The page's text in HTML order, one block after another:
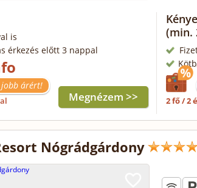
is
érkezés előtt 3 nappal
jobb árért!
Megnézem >>
(min.
2 fő / 2
Nógrádgárdony